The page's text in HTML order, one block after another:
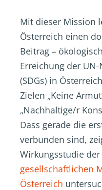
Mit dieser Mission
Österreich einen
Beitrag –
Erreichung der
(SDGs) in
Zielen „Keine
„Nachhaltige/r
Dass gerade die
verbunden sind,
Wirkungsstudie
gesellschaftlichen
Österreich